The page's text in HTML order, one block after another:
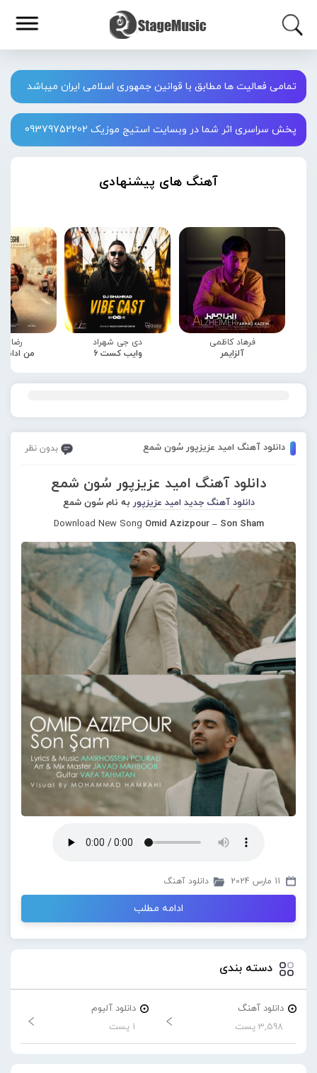
تمامی فعالیت ها مطابق با قوانین جمهوری اسلامی ایران میباشد
پخش سراسری اثر شما در وبسایت استیج موزیک 09379752202
آهنگ های پیشنهادی
فرهاد کاظمی
آلزایمر
دی جی شهراد
وایب کست 6
رضا
من
دانلود آهنگ امید عزیزپور سُون شمع بدون نظر
دانلود آهنگ امید عزیزپور سُون شمع
دانلود آهنگ جدید امید عزیزپور به نام سُون شمع
Download New Song Omid Azizpour – Son Sham
11 مارس 2024 دانلود آهنگ
ادامه مطلب
دسته بندی
دانلود آهنگ
3,598 پست
دانلود آلبوم
1 پست